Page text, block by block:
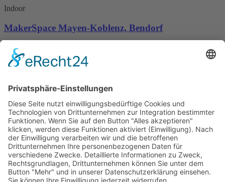
Indoor
MakerSpace Mayen-Koblenz, Bendorf
Ausflugstipp für neugierige Kids & kreative Köpfe Ihr sucht etwas
Besonderes für den nächsten Familienausflug?Dann schaut
unbedingt im MakerSpace Mayen-Koblenz vorbei 🛠️ Während der
Weiterlesen »
4. April 2026Keine Kommentare
Uncategorized
𝗚𝗢𝗡𝗗𝗪𝗔𝗡𝗔 – 𝗗𝗔𝗦 𝗣𝗥𝗔̈𝗛𝗜𝗦𝗧𝗢𝗥𝗜𝗨𝗠 in
Schiffweiler
[unbezahlte Werbung] Manchmal gibt es diese Ausflüge, bei denen